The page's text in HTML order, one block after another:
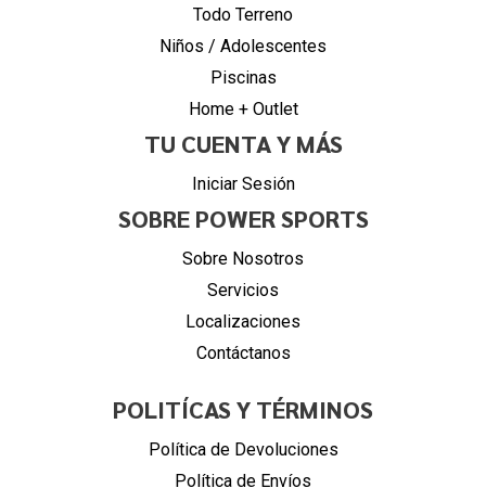
Todo Terreno
Niños / Adolescentes
Piscinas
Home + Outlet
TU CUENTA Y MÁS
Iniciar Sesión
SOBRE POWER SPORTS
Sobre Nosotros
Servicios
Localizaciones
Contáctanos
POLITÍCAS Y TÉRMINOS
Política de Devoluciones
Política de Envíos